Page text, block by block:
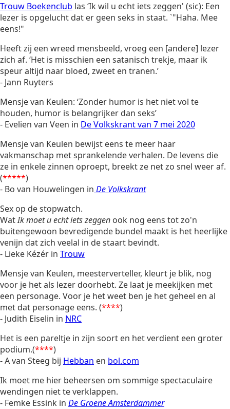
Trouw Boekenclub las ‘Ik wil u echt iets zeggen' (sic): Een
lezer is opgelucht dat er geen seks in staat. `"Haha. Mee
eens!"
Heeft zij een wreed mensbeeld, vroeg een [andere] lezer
zich af. ‘Het is misschien een satanisch trekje, maar ik
speur altijd naar bloed, zweet en tranen.’
- Jann Ruyters
Mensje van Keulen: ‘Zonder humor is het niet vol te
houden, humor is belangrijker dan seks’
- Evelien van Veen in De Volkskrant van 7 mei 2020
Mensje van Keulen bewijst eens te meer haar
vakmanschap met sprankelende verhalen. De levens die
ze in enkele zinnen oproept, breekt ze net zo snel weer af.
(*****)
- Bo van Houwelingen in De Volkskrant
Sex op de stopwatch.
WatIk moet u echt iets zeggen ook nog eens tot zo'n
buitengewoon bevredigende bundel maakt is het heerlijke
venijn dat zich veelal in de staart bevindt.
- Lieke Kézér in Trouw
Mensje van Keulen, meesterverteller, kleurt je blik, nog
voor je het als lezer doorhebt. Ze laat je meekijken met
een personage. Voor je het weet ben je het geheel en al
met dat personage eens. (****)
- Judith Eiselin in NRC
Het is een pareltje in zijn soort en het verdient een groter
podium.(****)
- A van Steeg bij Hebban en bol.com
Ik moet me hier beheersen om sommige spectaculaire
wendingen niet te verklappen.
- Femke Essink in De Groene Amsterdammer